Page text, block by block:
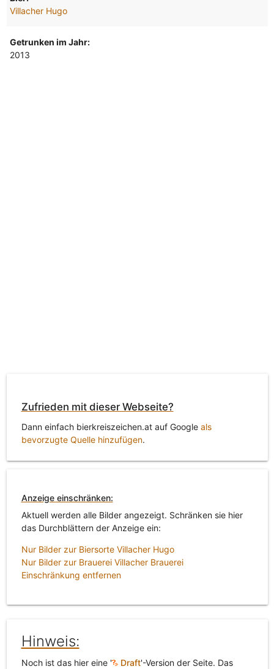
Villacher Hugo
Getrunken im Jahr:
2013
Zufrieden mit dieser Webseite?
Dann einfach bierkreiszeichen.at auf Google als
bevorzugte Quelle hinzufügen.
Anzeige einschränken:
Aktuell werden alle Bilder angezeigt. Schränken sie hier
das Durchblättern der Anzeige ein:
Nur Bilder zur Biersorte Villacher Hugo
Nur Bilder zur Brauerei Villacher Brauerei
Einschränkung entfernen
Hinweis:
Noch ist das hier eine ' Draft'-Version der Seite. Das